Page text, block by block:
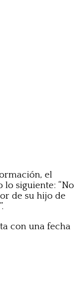
el
siguiente: “No
de su hijo de
con una fecha